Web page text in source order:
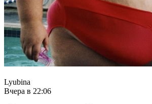
Lyubina
Вчера в 22:06